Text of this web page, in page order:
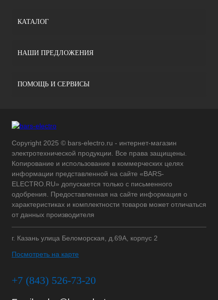
КАТАЛОГ
НАШИ ПРЕДЛОЖЕНИЯ
ПОМОЩЬ И СЕРВИСЫ
Copyright 2025 © bars-electro.ru - интернет-магазин
электротехнической продукции. Все права защищены.
Копирование и использование в коммерческих целях
информации представленной на сайте «BARS-
ELECTRO.RU» допускается только с письменного
одобрения. Предоставленная на сайте информация о
характеристиках и комплектности товаров может отличаться
от данных производителя
г. Казань улица Беломорская, д.69А, корпус 2
Посмотреть на карте
+7 (843) 526-73-20